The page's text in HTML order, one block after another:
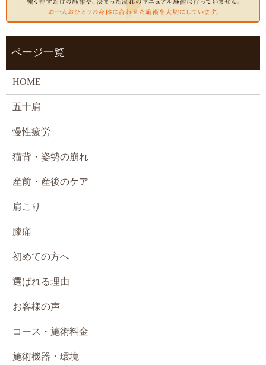
ページ一覧
HOME
五十肩
慢性疲労
猫背・姿勢の崩れ
産前・産後のケア
肩こり
膝痛
初めての方へ
選ばれる理由
お客様の声
コース・施術料金
施術機器・環境